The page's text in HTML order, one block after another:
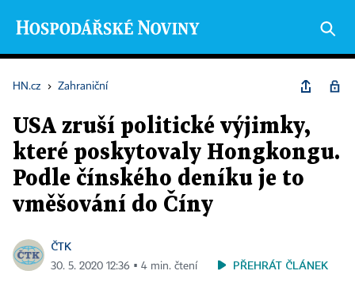
HN.cz › Zahraniční
USA zruší politické výjimky,
které poskytovaly Hongkongu.
Podle čínského deníku je to
vměšování do Číny
ČTK
30. 5. 2020 12:36 ▪ 4 min. čtení PŘEHRÁT ČLÁNEK